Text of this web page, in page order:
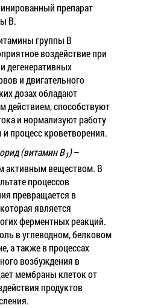
препарат
B.
группы B
воздействие при
дегенеративных
и двигательного
дозах обладают
действием, способствуют
и нормализуют работу
процесс кроветворения.
(витамин B1)–
активным веществом. В
процессов
превращается в
является
ферментных реакций.
в углеводном, белковом
а также в процессах
возбуждения в
мембраны клеток от
продуктов